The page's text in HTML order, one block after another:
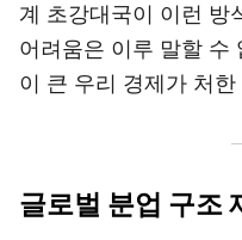
계 초강대국이 이런 방
어려움은 이루 말할 수
이 큰 우리 경제가 처
글로벌 분업 구조